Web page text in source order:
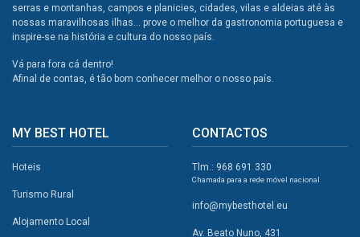
serras e montanhas, campos e planicies, cidades, vilas e aldeias até às
nossas maravilhosas ilhas... prove o melhor da gastronomia portuguesa e
inspire-se na história e cultura do nosso país.
Vá para fora cá dentro!
Afinal de contas, é tão bom conhecer melhor o nosso país.
MY BEST HOTEL
Hoteis
Turismo Rural
Alojamento Local
CONTACTOS
Tlm.: 968 691 330
Chamada para a rede móvel nacional
info@mybesthotel.eu
Av. Beato Nuno, 431